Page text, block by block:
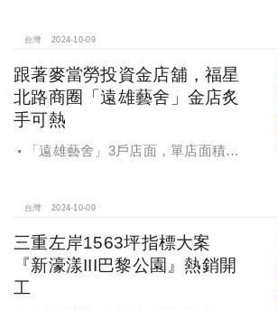
台灣 2024-10-09
跟著麥當勞投資金店舖，福星
北路商圈「遠雄藝舍」金店炙
手可熱
「遠雄藝舍」3戶店面，單店面積在
百萬的交易行情
台灣 2024-10-09
三重左岸1563坪指標大案
『新濠漾III巴黎公園』熱銷開
工